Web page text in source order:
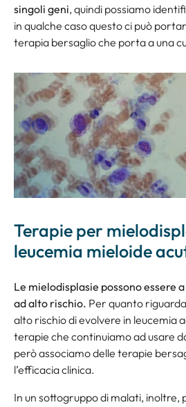
singoli geni, quindi possiamo
in qualche caso questo ci può
terapia bersaglio che porta a una
Terapie per
leucemia mieloide
Le mielodisplasie possono essere
ad alto rischio. Per quanto
alto rischio di evolvere in leucemia
terapie che continuiamo ad usare
però associamo delle terapie
l’efficacia clinica.
In un sottogruppo di malati, inoltre,